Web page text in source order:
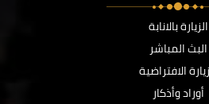
الزيارة بالانابة
البث المباشر
الافتراضية
أوراد وأذكار